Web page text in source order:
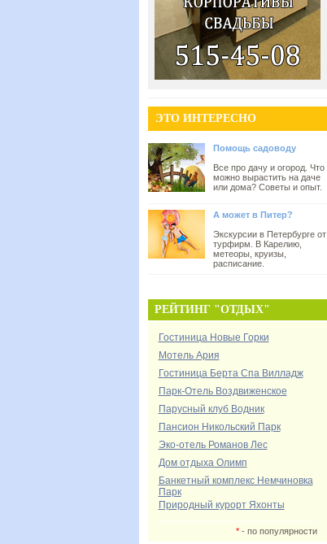
ЭТО ИНТЕРЕСНО
Помощь садоводу
Все про дачу и огород. Что
можно вырастить на даче
или дома? Советы и опыт.
А может в Питер?
Экскурсии в Петербурге от
турфирм. В Карелию,
метеоры, круизы,
расписание.
РЕЙТИНГ "ОТДЫХ"
Гостиница Новые Горки
Мотель Ария
Гостиница Берта Спа Вилладж
Парк-Отель Воздвиженское
Парусный клуб Водник
Пансион Никольский Парк
Эко-отель Романов Лес
Дом отдыха Олимп
Банкетный комплекс Немчиновка
Парк
Природный курорт Яхонты
*- по популярности